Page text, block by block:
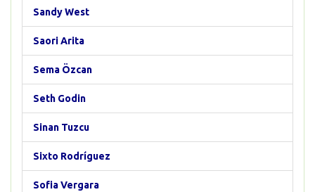
Sandy West
Saori Arita
Sema Özcan
Seth Godin
Sinan Tuzcu
Sixto Rodríguez
Sofia Vergara